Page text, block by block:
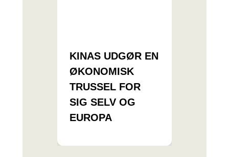
KINAS UDGØR EN
ØKONOMISK
TRUSSEL FOR
SIG SELV OG
EUROPA